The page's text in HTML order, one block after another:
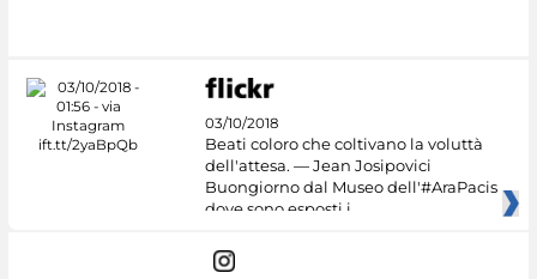
03/10/2018
Beati coloro che coltivano la voluttà
dell'attesa. — Jean Josipovici
Buongiorno dal Museo dell'#AraPacis
dove sono esposti i